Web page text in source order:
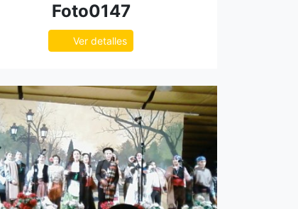
Foto0147
Ver detalles